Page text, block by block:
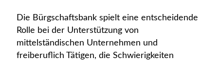
Die Bürgschaftsbank spielt eine entscheidende
Rolle bei der Unterstützung von
mittelständischen Unternehmen und
freiberuflich Tätigen, die Schwierigkeiten